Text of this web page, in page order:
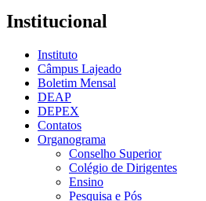
Institucional
Instituto
Câmpus Lajeado
Boletim Mensal
DEAP
DEPEX
Contatos
Organograma
Conselho Superior
Colégio de Dirigentes
Ensino
Pesquisa e Pós